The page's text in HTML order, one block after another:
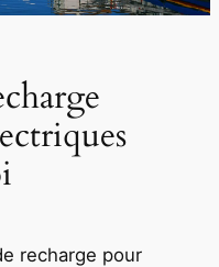
recharge pour